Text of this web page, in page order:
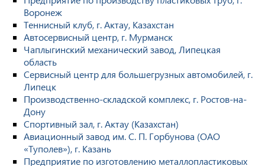
Воронеж
Теннисный клуб, г. Актау, Казахстан
Автосервисный центр, г. Мурманск
Чаплыгинский механический завод, Липецкая
область
Сервисный центр для большегрузных автомобилей, г.
Липецк
Производственно-складской комплекс, г. Ростов-на-
Дону
Спортивный зал, г. Актау (Казахстан)
Авиационный завод им. С. П. Горбунова (ОАО
«Туполев»), г. Казань
Предприятие по изготовлению металлопластиковых